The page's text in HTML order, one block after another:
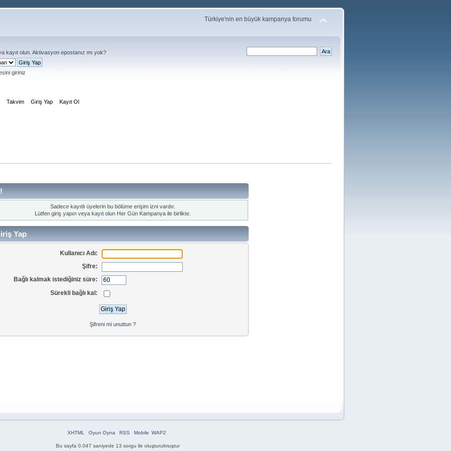
Türkiye'nin en büyük kampanya forumu
kayıt olun Aktivasyon epostanız mı yok?
giriniz
Takvim Giriş Yap Kayıt Ol
Sadece kayıtlı üyelerin bu bölüme erişim izni vardır.
Lütfen giriş yapın veya kayıt olun Her Gün Kampanya ile birlikte.
Yap
Kullanıcı Adı:
Şifre:
Bağlı kalmak istediğiniz süre:
Sürekli bağlı kal:
Şifreni mi unuttun ?
XHTML Oyun Oyna RSS Mobile WAP2
Bu sayfa 0.047 saniyede 13 sorgu ile oluşturulmuştur